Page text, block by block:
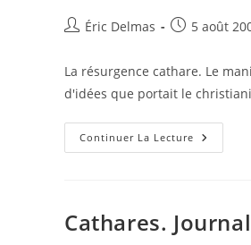
Auteur/autrice
la
publication :
Éric Delmas
Publication
5 août
La résurgence cathare. Le
d'idées que portait le
Continuer La Lecture La
Cathares.